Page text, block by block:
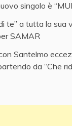
singolo è
te” a tutta la sua
SAMAR
Santelmo
da “Che